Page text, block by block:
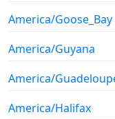
America/Goose_Bay
America/Guyana
America/
America/Halifax